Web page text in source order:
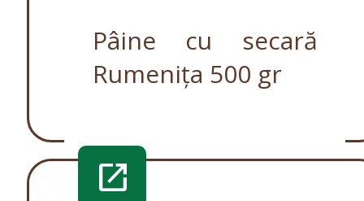
Pâine cu secară
Rumenița 500 gr
open_in_new